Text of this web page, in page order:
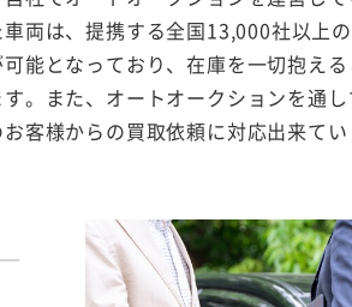
両は、提携する全国13,000社以上
能となっており、在庫を一切抱える
。また、オートオークションを通
客様からの買取依頼に対応出来てい